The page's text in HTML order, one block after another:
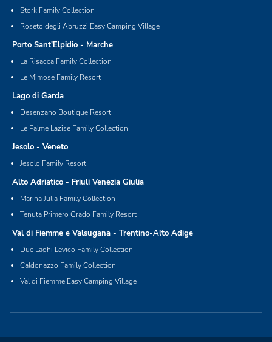
Stork Family Collection
Roseto degli Abruzzi Easy Camping Village
Porto Sant'Elpidio - Marche
La Risacca Family Collection
Le Mimose Family Resort
Lago di Garda
Desenzano Boutique Resort
Le Palme Lazise Family Collection
Jesolo - Veneto
Jesolo Family Resort
Alto Adriatico - Friuli Venezia Giulia
Marina Julia Family Collection
Tenuta Primero Grado Family Resort
Val di Fiemme e Valsugana - Trentino-Alto Adige
Due Laghi Levico Family Collection
Caldonazzo Family Collection
Val di Fiemme Easy Camping Village